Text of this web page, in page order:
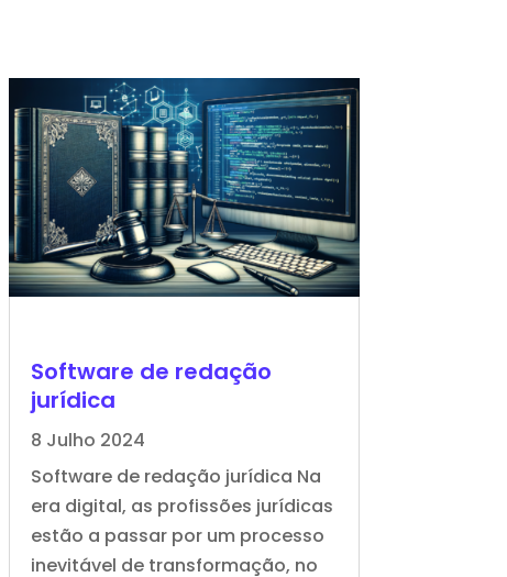
Software de redação
jurídica
8 Julho 2024
Software de redação jurídica Na
era digital, as profissões jurídicas
estão a passar por um processo
inevitável de transformação, no